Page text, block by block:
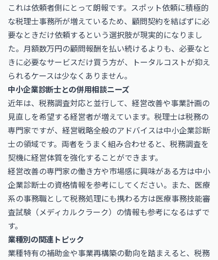
これは依頼者側にとって朗報です。スポット依頼に積極的
な税理士事務所が増えているため、顧問契約を結ばずに必
要なときだけ依頼するという選択肢が現実的になりまし
た。月額数万円の顧問報酬を払い続けるよりも、必要なと
きに必要なサービスだけ買う方が、トータルコストが抑え
られるケースは少なくありません。
中小企業診断士との併用相談ニーズ
近年は、税務調査対応と並行して、経営改善や事業計画の
見直しを希望する経営者が増えています。税理士は税務の
専門家ですが、経営戦略全般のアドバイスは中小企業診断
士の領域です。両者をうまく組み合わせると、税務調査を
契機に経営体質を強化することができます。
経営改善の専門家の働き方や市場感に興味がある方は中小
企業診断士の資格情報を参考にしてください。また、医療
系の事務職として税務処理にも携わる方は医療事務技能審
査試験（メディカルクラーク） の情報も参考になるはずで
す。
業種別の関連トピック
業種特有の補助金や事業再構築の動向を踏まえると、税務